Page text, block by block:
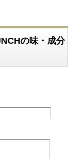
の味・成分